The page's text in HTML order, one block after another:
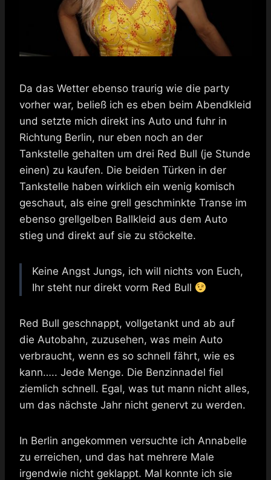
Da das Wetter ebenso traurig wie die party
vorher war, beließ ich es eben beim Abendkleid
und setzte mich direkt ins Auto und fuhr in
Richtung Berlin, nur eben noch an der
Tankstelle gehalten um drei Red Bull (je Stunde
einen) zu kaufen. Die beiden Türken in der
Tankstelle haben wirklich ein wenig komisch
geschaut, als eine grell geschminkte Transe im
ebenso grellgelben Ballkleid aus dem Auto
stieg und direkt auf sie zu stöckelte.
Keine Angst Jungs, ich will nichts von Euch,
Ihr steht nur direkt vorm Red Bull
Red Bull geschnappt, vollgetankt und ab auf
die Autobahn, zuzusehen, was mein Auto
verbraucht, wenn es so schnell fährt, wie es
kann….. Jede Menge. Die Benzinnadel fiel
ziemlich schnell. Egal, was tut mann nicht alles,
um das nächste Jahr nicht genervt zu werden.
In Berlin angekommen versuchte ich Annabelle
zu erreichen, und das hat mehrere Male
irgendwie nicht geklappt. Mal konnte ich sie